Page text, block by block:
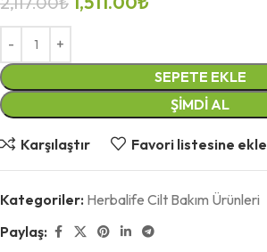
SEPETE EKLE
ŞIMDI AL
Karşılaştır Favori listesine ekle
Kategoriler: Herbalife Cilt Bakım Ürünleri
Paylaş: